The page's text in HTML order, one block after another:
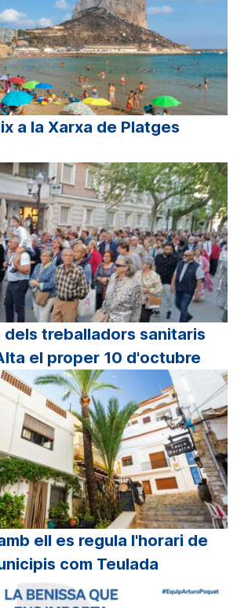
a la Xarxa de Platges
treballadors sanitaris
el proper 10 d'octubre
ell es regula l'horari de
com Teulada